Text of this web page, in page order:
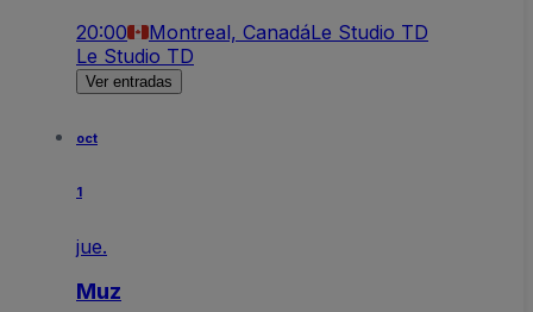
20:00 Montreal, CanadáLe Studio TD
Le Studio TD
Ver entradas
oct
1
jue.
Muz